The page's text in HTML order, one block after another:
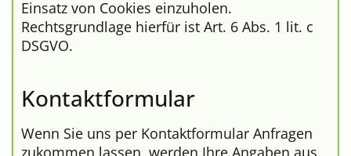
Einsatz von Cookies einzuholen.
Rechtsgrundlage hierfür ist Art. 6 Abs. 1 lit. c
DSGVO.
Kontaktformular
Wenn Sie uns per Kontaktformular Anfragen
zukommen lassen, werden Ihre Angaben aus